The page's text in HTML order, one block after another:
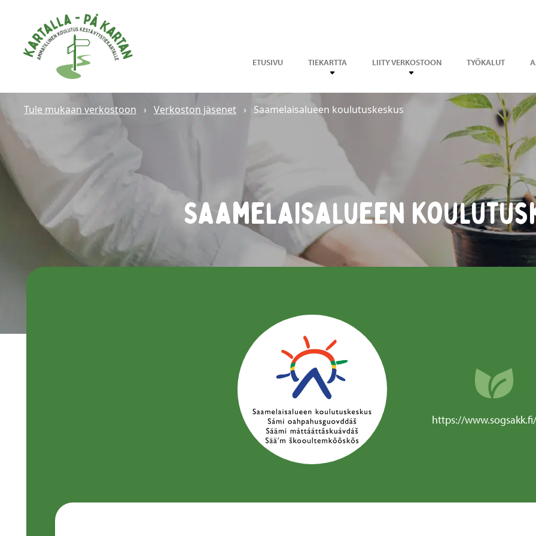
ETUSIVU TIEKARTTA LIITY VERKOSTOON TYÖKALUT
Tule mukaan verkostoon › Verkoston jäsenet › Saamelaisalueen koulutuskeskus
Saamelaisalueen
https://